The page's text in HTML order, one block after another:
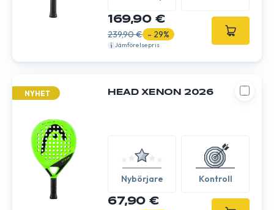
169,90 €
239,90 € - 29%
Jämförelsepris
NYHET HEAD XENON 2026
Nybörjare Kontroll
67,90 €